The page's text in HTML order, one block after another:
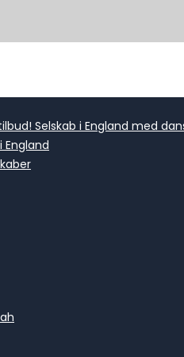
Selskab i England med